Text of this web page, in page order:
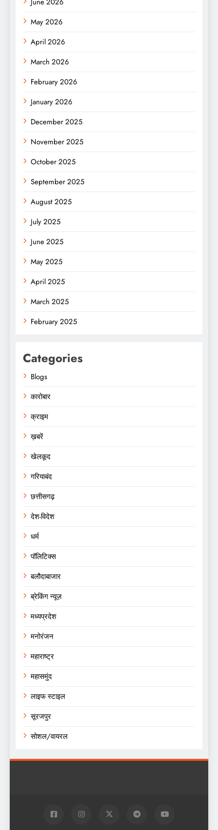
May 2026
April 2026
March 2026
February 2026
January 2026
December 2025
November 2025
October 2025
September 2025
August 2025
July 2025
June 2025
May 2025
April 2025
March 2025
February 2025
Categories
Blogs
कारोबार
क्राइम
ख़बरें
खेलकूद
गरियाबंद
छत्तीसगढ़
देश-विदेश
धर्म
पॉलिटिक्स
बलौदाबाजार
ब्रेकिंग न्यूज़
मध्यप्रदेश
मनोरंजन
महाराष्ट्र
महासमुंद
लाइफ स्टाइल
सूरजपुर
सोशल/वायरल